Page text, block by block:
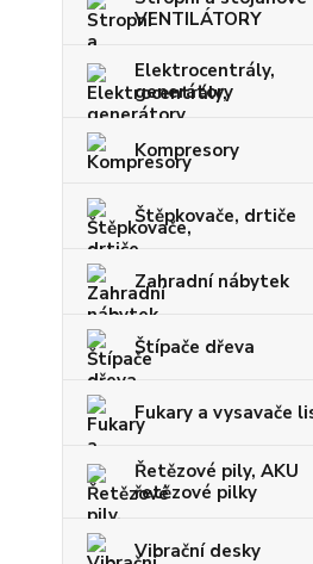
VENTILÁTORY
Elektrocentrály,
generátory
Kompresory
Štěpkovače, drtiče
Zahradní nábytek
Štípače dřeva
Fukary a vysavače
Řetězové pily, AKU
řetězové pilky
Vibrační desky